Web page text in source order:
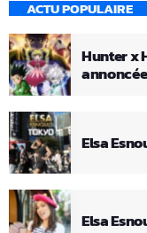
ACTU POPULAIRE
Hunter x
Elsa
Elsa